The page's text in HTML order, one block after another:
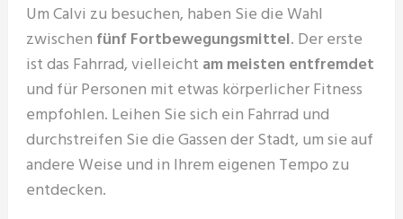
Um Calvi zu besuchen, haben Sie die Wahl
zwischen fünf Fortbewegungsmittel. Der erste
ist das Fahrrad, vielleicht am meisten entfremdet
und für Personen mit etwas körperlicher Fitness
empfohlen. Leihen Sie sich ein Fahrrad und
durchstreifen Sie die Gassen der Stadt, um sie auf
andere Weise und in Ihrem eigenen Tempo zu
entdecken.